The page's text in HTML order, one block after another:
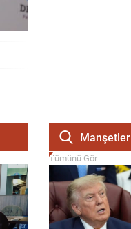
Manşetler
Tümünü Gör